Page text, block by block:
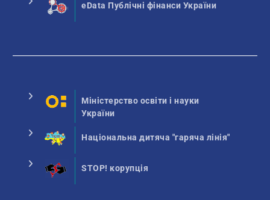
eData Публічні фінанси України
Міністерство освіти і науки
України
Національна дитяча "гаряча лінія"
STOP! корупція